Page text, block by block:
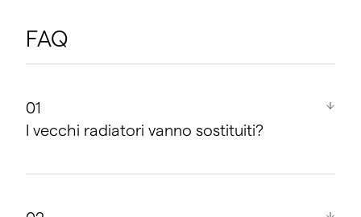
FAQ
I vecchi radiatori vanno sostituiti?